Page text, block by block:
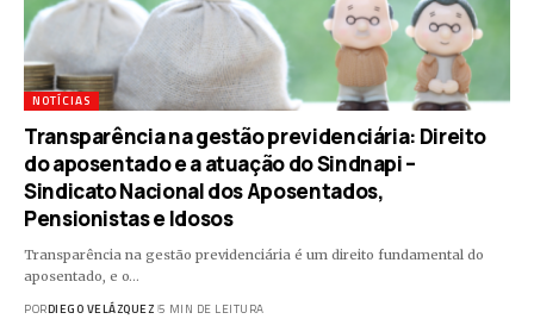
NOTÍCIAS
Transparência na gestão previdenciária: Direito
do aposentado e a atuação do Sindnapi –
Sindicato Nacional dos Aposentados,
Pensionistas e Idosos
Transparência na gestão previdenciária é um direito fundamental do
aposentado, e o…
PORDIEGO VELÁZQUEZ 5 MIN DE LEITURA